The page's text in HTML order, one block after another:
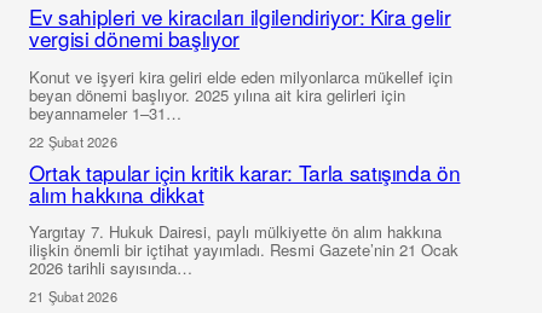
Ev sahipleri ve kiracıları ilgilendiriyor: Kira gelir
vergisi dönemi başlıyor
Konut ve işyeri kira geliri elde eden milyonlarca mükellef için
beyan dönemi başlıyor. 2025 yılına ait kira gelirleri için
beyannameler 1–31…
22 Şubat 2026
Ortak tapular için kritik karar: Tarla satışında ön
alım hakkına dikkat
Yargıtay 7. Hukuk Dairesi, paylı mülkiyette ön alım hakkına
ilişkin önemli bir içtihat yayımladı. Resmi Gazete’nin 21 Ocak
2026 tarihli sayısında…
21 Şubat 2026